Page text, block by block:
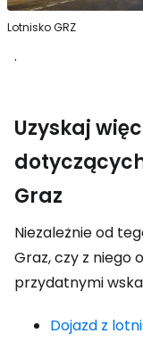
Lotnisko GRZ
.
Uzyskaj
Graz
Niezależnie od
Graz, czy z niego
przydatnymi
Dojazd z